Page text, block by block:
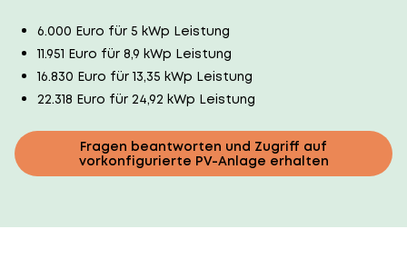
6.000 Euro für 5 kWp Leistung
11.951 Euro für 8,9 kWp Leistung
16.830 Euro für 13,35 kWp Leistung
22.318 Euro für 24,92 kWp Leistung
Fragen beantworten und Zugriff auf
vorkonfigurierte PV-Anlage erhalten